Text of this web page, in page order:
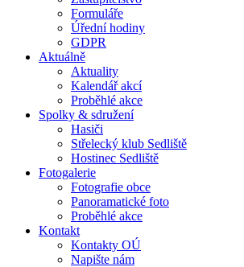
Formuláře
Úřední hodiny
GDPR
Aktuálně
Aktuality
Kalendář akcí
Proběhlé akce
Spolky & sdružení
Hasiči
Střelecký klub Sedliště
Hostinec Sedliště
Fotogalerie
Fotografie obce
Panoramatické foto
Proběhlé akce
Kontakt
Kontakty OÚ
Napište nám